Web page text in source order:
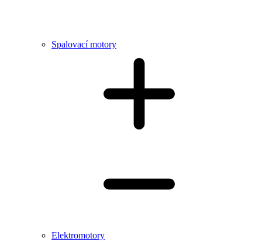
Spalovací motory
Elektromotory